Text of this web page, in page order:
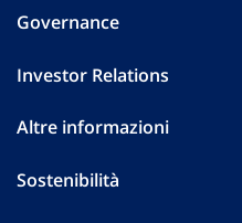
Governance
Investor Relations
Altre informazioni
Sostenibilità